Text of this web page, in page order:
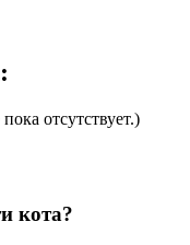
отсутствует.)
кота?